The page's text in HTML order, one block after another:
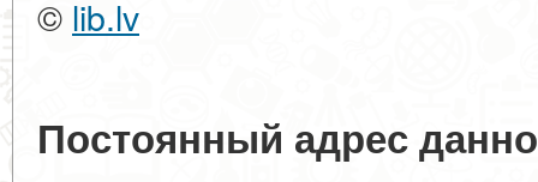
© lib.lv
Постоянный адрес